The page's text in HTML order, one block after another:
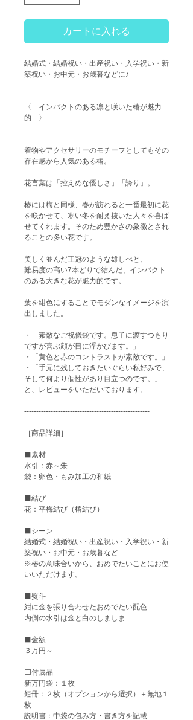
カートに入れる
結婚式・結婚祝い・出産祝い・入学祝い・新
築祝い・お中元・お歳暮などに♪
〈 インパクトのある凛と咲いた椿が魅力
的 〉
着物やアクセサリーのモチーフとしてもその
存在感から人気のある椿。
花言葉は「控えめな優しさ」「誇り」。
椿には梅と同様、春が訪れると一番最初に花
を咲かせて、寒い冬を耐え抜いた人々を喜ば
せてくれます。そのため豊かさの象徴とされ
ることの多い花です。
美しく並んだ王冠のような雄しべと、
難易度の高い7本どりで結んだ、インパクト
のある大きな花が魅力的です。
葉を紺色にすることでモダンなイメージを演
出しました。
・「素敵なご祝儀袋です。息子に渡すつもり
ですが喜ぶ顔が目に浮かびます。」
・「黄色と赤のコントラストが素敵です。」
・「手元に残しておきたいぐらい私好みで、
そして何より個性があり目立つのです。」
と、レビューをいただいております。
----------------------------------------------------
［商品詳細］
⬛️素材
水引：赤～朱
袋：卵色・もみ加工の和紙
⬛️結び
花：平梅結び（椿結び）
⬛️シーン
結婚式・結婚祝い・出産祝い・入学祝い・新
築祝い・お中元・お歳暮など
※椿の意味合いから、おめでたいことにお使
いいただけます。
⬛️熨斗
紺に金を張り合わせたおめでたい配色
内側の水引は金と白のしましま
⬛️金額
３万円～
⬜️付属品
新万円袋：１枚
短冊：２枚（オプションから選択）＋無地１
枚
説明書：中袋の包み方・書き方を記載